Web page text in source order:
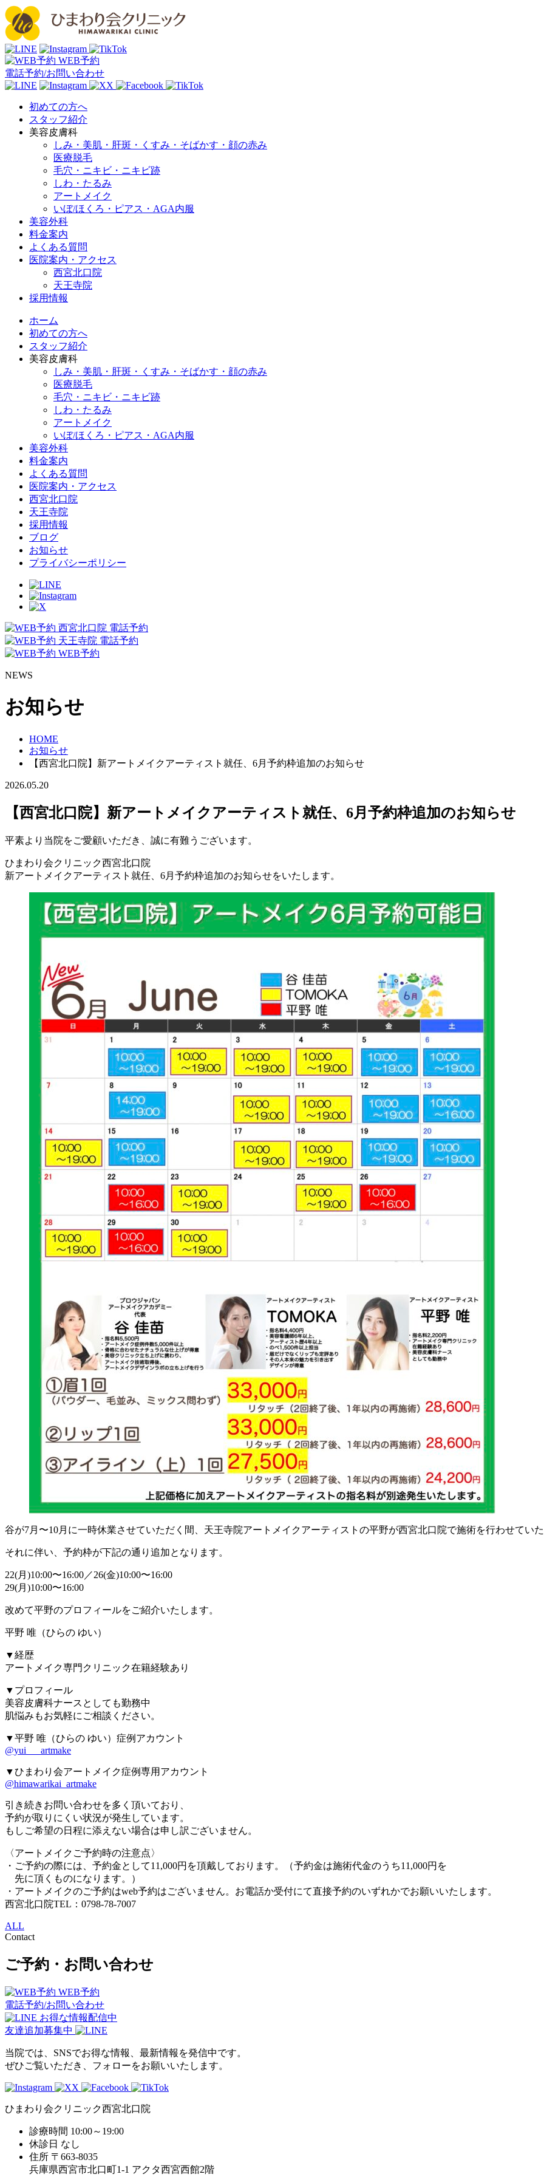
WEB予約
電話予約/お問い合わせ
初めての方へ
スタッフ紹介
美容皮膚科
しみ・美肌・肝斑・くすみ・そばかす・顔の赤み
医療脱毛
毛穴・ニキビ・ニキビ跡
しわ・たるみ
アートメイク
いぼ/ほくろ・ピアス・AGA内服
美容外科
料金案内
よくある質問
医院案内・アクセス
西宮北口院
天王寺院
採用情報
ホーム
初めての方へ
スタッフ紹介
美容皮膚科
しみ・美肌・肝斑・くすみ・そばかす・顔の赤み
医療脱毛
毛穴・ニキビ・ニキビ跡
しわ・たるみ
アートメイク
いぼ/ほくろ・ピアス・AGA内服
美容外科
料金案内
よくある質問
医院案内・アクセス
西宮北口院
天王寺院
採用情報
ブログ
お知らせ
プライバシーポリシー
西宮北口院 電話予約
天王寺院 電話予約
WEB予約
NEWS
お知らせ
HOME
お知らせ
【西宮北口院】新アートメイクアーティスト就任、6月予約枠追加のお知らせ
2026.05.20
【西宮北口院】新アートメイクアーティスト就任、6月予約枠追加のお知らせ
平素より当院をご愛顧いただき、誠に有難うございます。
ひまわり会クリニック西宮北口院
新アートメイクアーティスト就任、6月予約枠追加のお知らせをいたします。
谷が7月〜10月に一時休業させていただく間、天王寺院アートメイクアーティストの平野が西宮北口院で施術を行わせていた
それに伴い、予約枠が下記の通り追加となります。
22(月)10:00〜16:00／26(金)10:00〜16:00
29(月)10:00〜16:00
改めて平野のプロフィールをご紹介いたします。
平野 唯（ひらの ゆい）
▼経歴
アートメイク専門クリニック在籍経験あり
▼プロフィール
美容皮膚科ナースとしても勤務中
肌悩みもお気軽にご相談ください。
▼平野 唯（ひらの ゆい）症例アカウント
@yui___artmake
▼ひまわり会アートメイク症例専用アカウント
@himawarikai_artmake
引き続きお問い合わせを多く頂いており、
予約が取りにくい状況が発生しています。
もしご希望の日程に添えない場合は申し訳ございません。
〈アートメイクご予約時の注意点〉
・ご予約の際には、予約金として11,000円を頂戴しております。（予約金は施術代金のうち11,000円を
先に頂くものになります。）
・アートメイクのご予約はweb予約はございません。お電話か受付にて直接予約のいずれかでお願いいたします。
西宮北口院TEL：0798-78-7007
ALL
Contact
ご予約・お問い合わせ
WEB予約
電話予約/お問い合わせ
お得な情報配信中
友達追加募集中
当院では、SNSでお得な情報、最新情報を発信中です。
ぜひご覧いただき、フォローをお願いいたします。
ひまわり会クリニック西宮北口院
診療時間 10:00～19:00
休診日 なし
住所 〒663-8035
兵庫県西宮市北口町1-1 アクタ西宮西館2階